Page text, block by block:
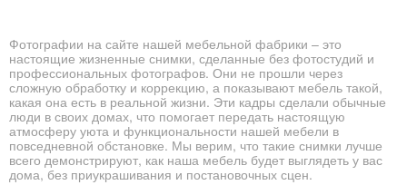
Фотографии на сайте нашей мебельной фабрики – это
настоящие жизненные снимки, сделанные без фотостудий и
профессиональных фотографов. Они не прошли через
сложную обработку и коррекцию, а показывают мебель такой,
какая она есть в реальной жизни. Эти кадры сделали обычные
люди в своих домах, что помогает передать настоящую
атмосферу уюта и функциональности нашей мебели в
повседневной обстановке. Мы верим, что такие снимки лучше
всего демонстрируют, как наша мебель будет выглядеть у вас
дома, без приукрашивания и постановочных сцен.